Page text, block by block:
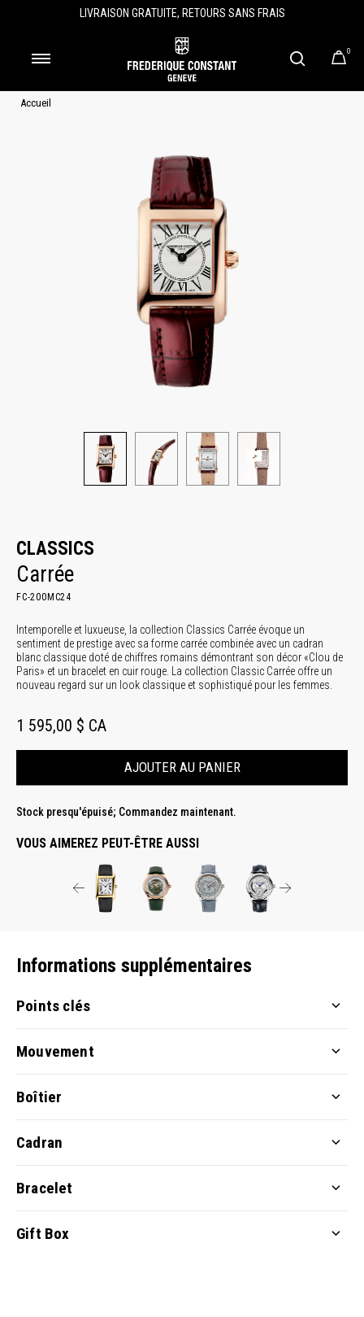
LIVRAISON GRATUITE, RETOURS SANS FRAIS
0
Accueil
CLASSICS
Carrée
FC-200MC24
Intemporelle et luxueuse, la collection Classics Carrée évoque un
sentiment de prestige avec sa forme carrée combinée avec un cadran
blanc classique doté de chiffres romains démontrant son décor «Clou de
Paris» et un bracelet en cuir rouge. La collection Classic Carrée offre un
nouveau regard sur un look classique et sophistiqué pour les femmes.
1 595,00 $ CA
AJOUTER AU PANIER
Stock presqu'épuisé; Commandez maintenant.
VOUS AIMEREZ PEUT-ÊTRE AUSSI
Informations supplémentaires
Points clés
Mouvement
Boîtier
Cadran
Bracelet
Gift Box